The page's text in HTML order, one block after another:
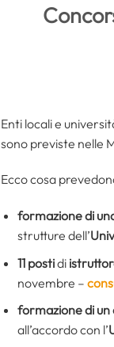
Enti locali e
sono previste nelle
Ecco cosa
formazione di
strutture dell’
11 postidi
novembre –
formazione di un
all’accordo con l’